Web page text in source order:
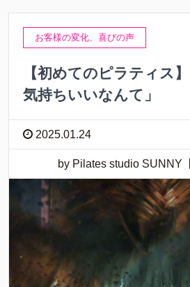
お客様の変化、喜びの声
【初めてのピラティス
気持ちいいなんて」
2025.01.24
by Pilates studio SUNNY